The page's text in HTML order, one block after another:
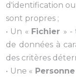
d'identification
sont propres ;
• Un « Fichier »
de données à
des critères
• Une «